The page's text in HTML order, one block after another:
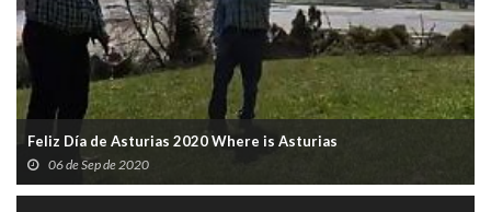
Feliz Día de Asturias 2020 Where is Asturias
06 de Sep de 2020